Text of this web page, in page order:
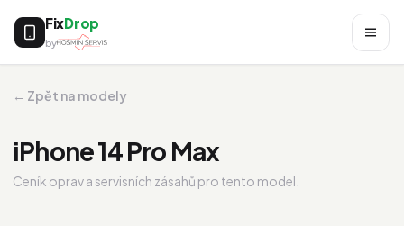
FixDrop
by
← Zpět na modely
iPhone 14 Pro Max
Ceník oprav a servisních zásahů pro tento model.